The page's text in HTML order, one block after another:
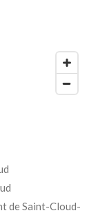
de Saint-Cloud-